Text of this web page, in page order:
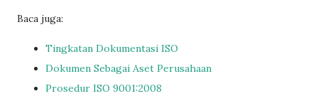
Baca juga:
Tingkatan Dokumentasi ISO
Dokumen Sebagai Aset Perusahaan
Prosedur ISO 9001:2008